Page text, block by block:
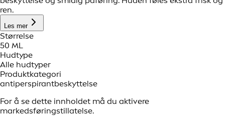
ren.
Les mer
Størrelse
50 ML
Hudtype
Alle hudtyper
Produktkategori
antiperspirantbeskyttelse
For å se dette innholdet må du aktivere
markedsføringstillatelse.